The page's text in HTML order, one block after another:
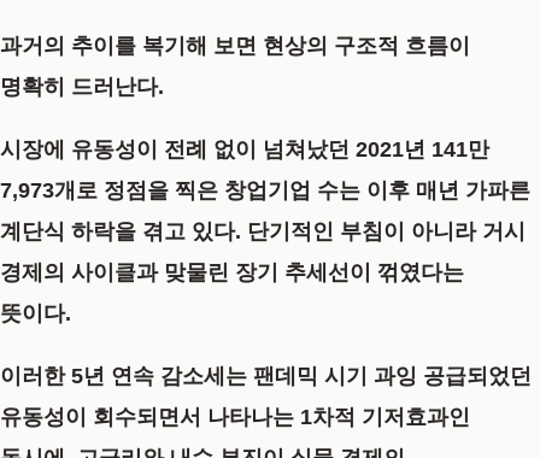
과거의 추이를 복기해 보면 현상의 구조적 흐름이
명확히 드러난다.
시장에 유동성이 전례 없이 넘쳐났던 2021년 141만
7,973개로 정점을 찍은 창업기업 수는 이후 매년 가파른
계단식 하락을 겪고 있다. 단기적인 부침이 아니라 거시
경제의 사이클과 맞물린 장기 추세선이 꺾였다는
뜻이다.
이러한 5년 연속 감소세는 팬데믹 시기 과잉 공급되었던
유동성이 회수되면서 나타나는 1차적 기저효과인